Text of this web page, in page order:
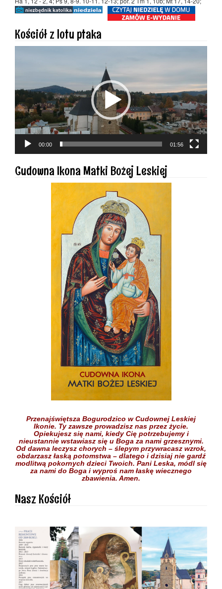
Kościół z lotu ptaka
00:00 01:56
Cudowna Ikona Matki Bożej Leskiej
Przenajświętsza Bogurodzico w Cudownej Leskiej
Ikonie. Ty zawsze prowadzisz nas przez życie.
Opiekujesz się nami, kiedy Cię potrzebujemyi
nieustannie wstawiasz się u Boga za nami grzesznymi.
Od dawna leczysz chorych – ślepym przywracasz wzrok,
obdarzasz łaską potomstwa – dlatego i dzisiaj nie gardź
modlitwą pokornych dzieci Twoich. Pani Leska, módl się
za nami do Boga i wyproś nam łaskę wiecznego
zbawienia. Amen.
Nasz Kościół